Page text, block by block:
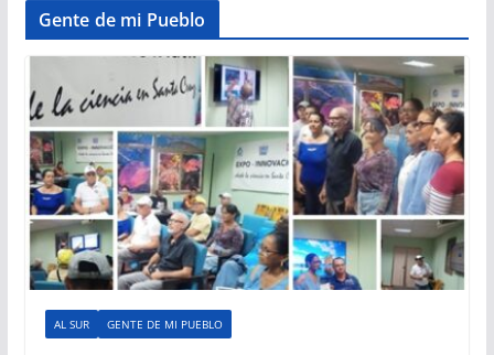
Gente de mi Pueblo
AL SUR GENTE DE MI PUEBLO